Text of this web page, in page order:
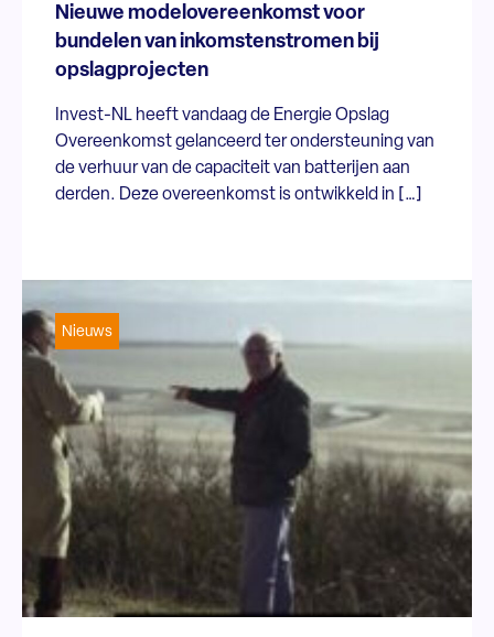
Nieuwe modelovereenkomst voor
bundelen van inkomstenstromen bij
opslagprojecten
Invest-NL heeft vandaag de Energie Opslag
Overeenkomst gelanceerd ter ondersteuning van
de verhuur van de capaciteit van batterijen aan
derden. Deze overeenkomst is ontwikkeld in […]
Nieuws